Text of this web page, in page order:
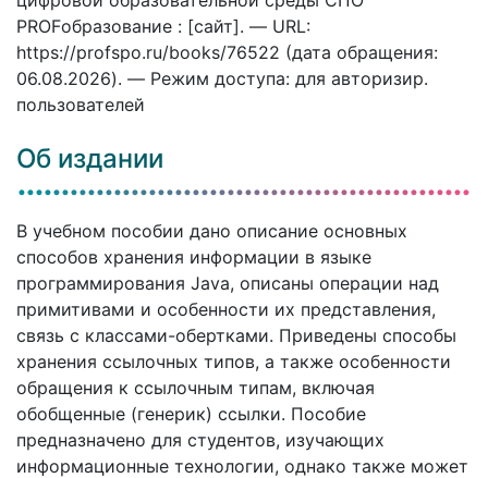
PROFобразование : [сайт]. — URL:
https://profspo.ru/books/76522 (дата обращения:
06.08.2026). — Режим доступа: для авторизир.
пользователей
Об издании
В учебном пособии дано описание основных
способов хранения информации в языке
программирования Java, описаны операции над
примитивами и особенности их представления,
связь с классами-обертками. Приведены способы
хранения ссылочных типов, а также особенности
обращения к ссылочным типам, включая
обобщенные (генерик) ссылки. Пособие
предназначено для студентов, изучающих
информационные технологии, однако также может